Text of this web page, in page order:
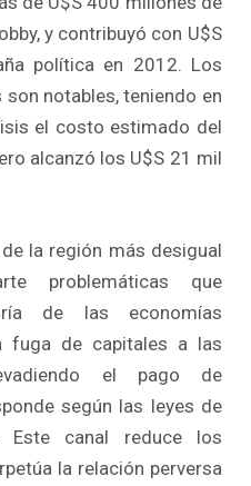
y contribuyó con U$S
política en 2012. Los
notables, teniendo en
el costo estimado del
alcanzó los U$S 21 mil
la región más desigual
problemáticas que
de las economías
fuga de capitales a las
el pago de
según las leyes de
Este canal reduce los
la relación perversa